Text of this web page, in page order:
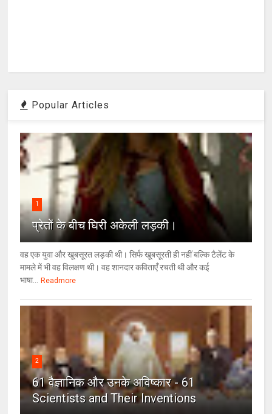
Popular Articles
1
प्रेतों के बीच घिरी अकेली लड़की।
वह एक युवा और खूबसूरत लड़की थी। सिर्फ खूबसूरती ही नहीं बल्कि टैलेंट के
मामले में भी वह विलक्षण थी। वह शानदार कविताएँ रचती थी और कई
भाषा...
Readmore
2
61 वैज्ञानिक और उनके अविष्कार - 61
Scientists and Their Inventions